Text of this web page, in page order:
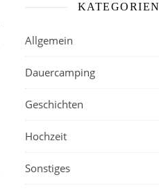
KATEGORIEN
Allgemein
Dauercamping
Geschichten
Hochzeit
Sonstiges